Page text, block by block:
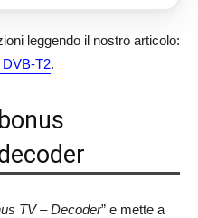
leggendo il nostro articolo:
DVB-T2.
TV – Decoder” e mette a